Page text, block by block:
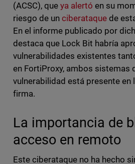
(ACSC), que ya alertó en su
riesgo de un ciberataquede
En el informe publicado por
destaca que Lock Bit habría
vulnerabilidades existentes
en FortiProxy, ambos sistemas
vulnerabilidad está presente en
firma.
La importancia de
acceso en remoto
Este ciberataque no ha hecho